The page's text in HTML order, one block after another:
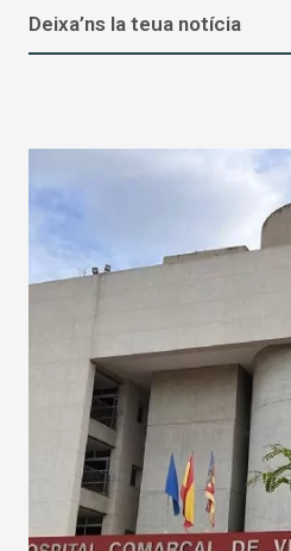
Deixa’ns la teua notícia